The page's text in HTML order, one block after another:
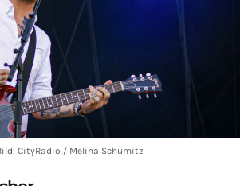
CityRadio / Melina Schumitz